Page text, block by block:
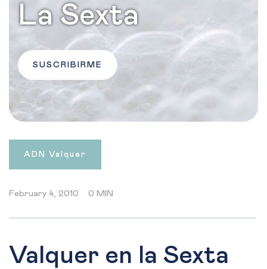
La Sexta
SUSCRIBIRME
ADN Valquer
February 4, 2010 0 MIN
Valquer en la Sexta